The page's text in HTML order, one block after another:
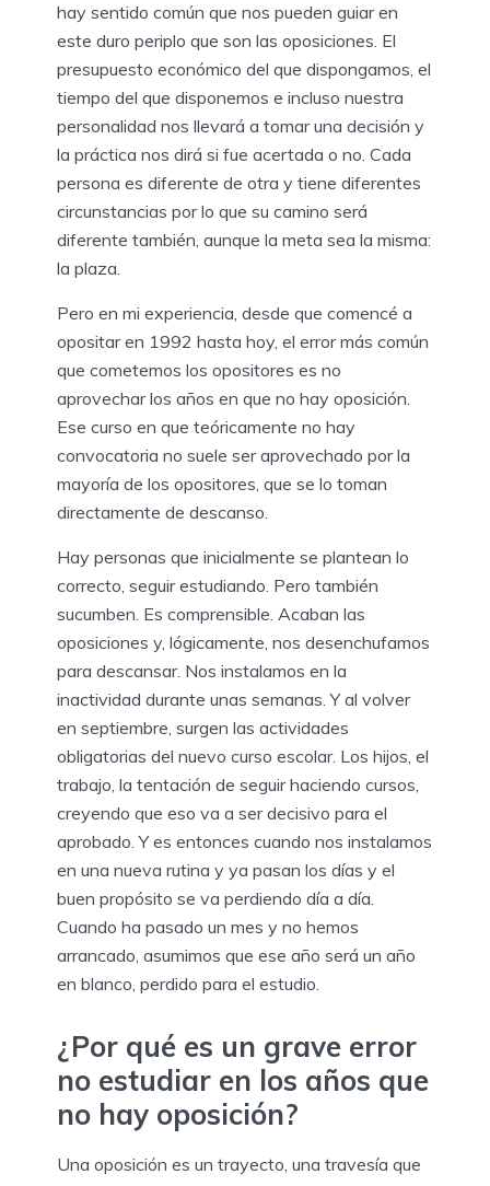
hay sentido común que nos pueden guiar en
este duro periplo que son las oposiciones. El
presupuesto económico del que dispongamos, el
tiempo del que disponemos e incluso nuestra
personalidad nos llevará a tomar una decisión y
la práctica nos dirá si fue acertada o no. Cada
persona es diferente de otra y tiene diferentes
circunstancias por lo que su camino será
diferente también, aunque la meta sea la misma:
la plaza.
Pero en mi experiencia, desde que comencé a
opositar en 1992 hasta hoy, el error más común
que cometemos los opositores es no
aprovechar los años en que no hay oposición.
Ese curso en que teóricamente no hay
convocatoria no suele ser aprovechado por la
mayoría de los opositores, que se lo toman
directamente de descanso.
Hay personas que inicialmente se plantean lo
correcto, seguir estudiando. Pero también
sucumben. Es comprensible. Acaban las
oposiciones y, lógicamente, nos desenchufamos
para descansar. Nos instalamos en la
inactividad durante unas semanas. Y al volver
en septiembre, surgen las actividades
obligatorias del nuevo curso escolar. Los hijos, el
trabajo, la tentación de seguir haciendo cursos,
creyendo que eso va a ser decisivo para el
aprobado. Y es entonces cuando nos instalamos
en una nueva rutina y ya pasan los días y el
buen propósito se va perdiendo día a día.
Cuando ha pasado un mes y no hemos
arrancado, asumimos que ese año será un año
en blanco, perdido para el estudio.
¿Por qué es un grave error
no estudiar en los años que
no hay oposición?
Una oposición es un trayecto, una travesía que